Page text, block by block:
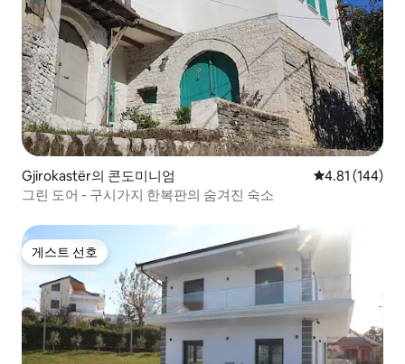
Gjirokastër의 콘도미니엄 평점 4.81점(5
4.81 (144)
그린 도어 - 구시가지 한복판의 숨겨진 숙소
게스트 선호
게스트 선호